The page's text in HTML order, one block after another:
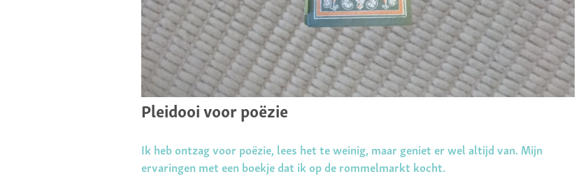
Pleidooi voor poëzie
Ik heb ontzag voor poëzie, lees het te weinig, maar geniet er wel altijd van. Mijn
ervaringen met een boekje dat ik op de rommelmarkt kocht.